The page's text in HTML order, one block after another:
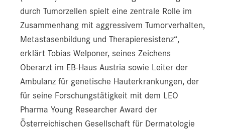
durch Tumorzellen spielt eine zentrale Rolle im
Zusammenhang mit aggressivem Tumorverhalten,
Metastasenbildung und Therapieresistenz“,
erklärt Tobias Welponer, seines Zeichens
Oberarzt im EB-Haus Austria sowie Leiter der
Ambulanz für genetische Hauterkrankungen, der
für seine Forschungstätigkeit mit dem LEO
Pharma Young Researcher Award der
Österreichischen Gesellschaft für Dermatologie